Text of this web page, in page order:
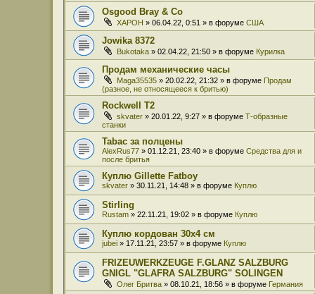
Osgood Bray & Co
XAPOH » 06.04.22, 0:51 » в форуме США
Jowika 8372
Bukotaka » 02.04.22, 21:50 » в форуме Курилка
Продам механические часы
Maga35535 » 20.02.22, 21:32 » в форуме Продам
(разное, не относящееся к бритью)
Rockwell T2
skvater » 20.01.22, 9:27 » в форуме Т-образные
станки
Tabac за полцены
AlexRus77 » 01.12.21, 23:40 » в форуме Средства для и
после бритья
Куплю Gillette Fatboy
skvater » 30.11.21, 14:48 » в форуме Куплю
Stirling
Rustam » 22.11.21, 19:02 » в форуме Куплю
Куплю кордован 30x4 см
jubei » 17.11.21, 23:57 » в форуме Куплю
FRIZEUWERKZEUGE F.GLANZ SALZBURG
GNIGL "GLAFRA SALZBURG" SOLINGEN
Олег Бритва » 08.10.21, 18:56 » в форуме Германия